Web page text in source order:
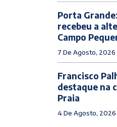
Porta
recebeu a
Campo
7 De Agosto, 2026
Francisco
destaque na
Praia
4 De Agosto, 2026